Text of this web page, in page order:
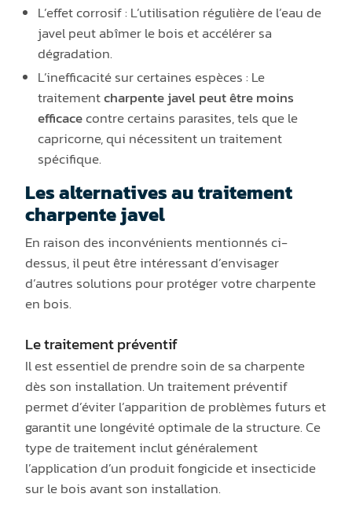
L’effet corrosif : L’utilisation régulière de l’eau de
javel peut abîmer le bois et accélérer sa
dégradation.
L’inefficacité sur certaines espèces : Le
traitementcharpente javel peut être moins
efficacecontre certains parasites, tels que le
capricorne, qui nécessitent un traitement
spécifique.
Les alternatives au traitement
charpente javel
En raison des inconvénients mentionnés ci-
dessus, il peut être intéressant d’envisager
d’autres solutions pour protéger votre charpente
en bois.
Le traitement préventif
Il est essentiel de prendre soin de sa charpente
dès son installation. Un traitement préventif
permet d’éviter l’apparition de problèmes futurs et
garantit une longévité optimale de la structure. Ce
type de traitement inclut généralement
l’application d’un produit fongicide et insecticide
sur le bois avant son installation.